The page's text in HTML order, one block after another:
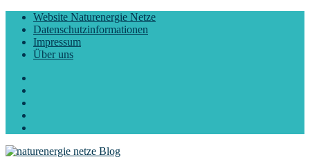
Website Naturenergie Netze
Datenschutzinformationen
Impressum
Über uns